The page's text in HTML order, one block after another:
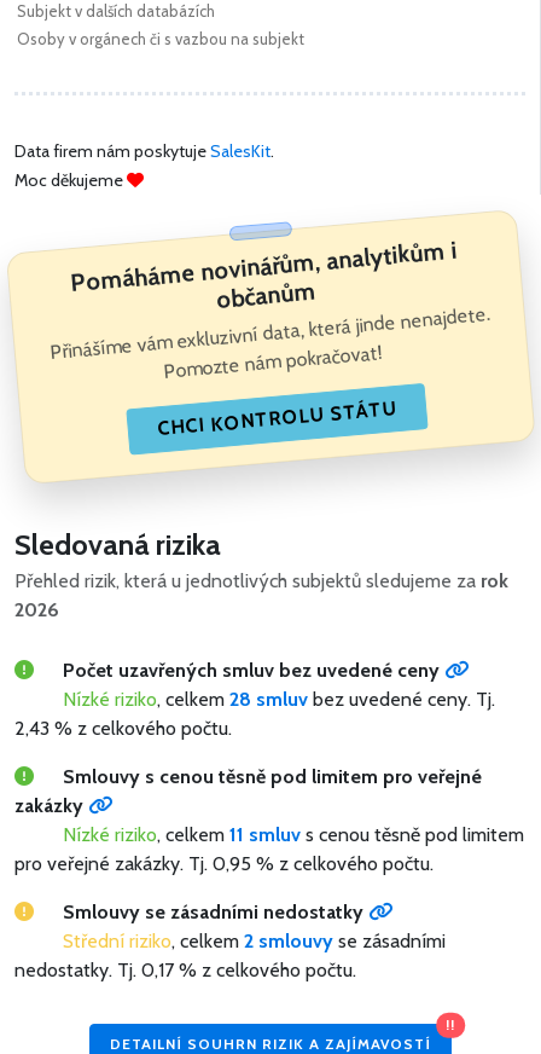
Subjekt v dalších databázích
Osoby v orgánech či s vazbou na subjekt
Data firem nám poskytujeSalesKit.
Moc děkujeme
Pomáháme novinářům, analytikům i
občanům
Přinášíme vám exkluzivní data, která jinde nenajdete.
Pomozte nám pokračovat!
CHCI KONTROLU STÁTU
Sledovaná rizika
Přehled rizik, která u jednotlivých subjektů sledujeme za rok
2026
Počet uzavřených smluv bez uvedené ceny
Nízké riziko, celkem 28 smluv bez uvedené ceny. Tj.
2,43 % z celkového počtu.
Smlouvy s cenou těsně pod limitem pro veřejné
zakázky
Nízké riziko, celkem 11 smluv s cenou těsně pod limitem
pro veřejné zakázky. Tj. 0,95 % z celkového počtu.
Smlouvy se zásadními nedostatky
Střední riziko, celkem 2 smlouvy se zásadními
nedostatky. Tj. 0,17 % z celkového počtu.
DETAILNÍ SOUHRN RIZIK A ZAJÍMAVOSTÍ
!!